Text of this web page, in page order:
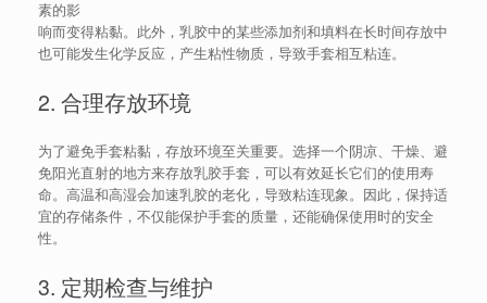
素的影
响而变得粘黏。此外，乳胶中的某些添加剂和填料在长时间存放中
也可能发生化学反应，产生粘性物质，导致手套相互粘连。
2. 合理存放环境
为了避免手套粘黏，存放环境至关重要。选择一个阴凉、干燥、避
免阳光直射的地方来存放乳胶手套，可以有效延长它们的使用寿
命。高温和高湿会加速乳胶的老化，导致粘连现象。因此，保持适
宜的存储条件，不仅能保护手套的质量，还能确保使用时的安全
性。
3. 定期检查与维护